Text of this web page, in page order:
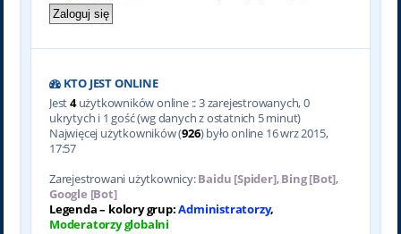
KTO JEST ONLINE
Jest4użytkowników online :: 3 zarejestrowanych, 0
ukrytych i 1 gość (wg danych z ostatnich 5 minut)
Najwięcej użytkowników (926) było online 16 wrz 2015,
17:57
Zarejestrowani użytkownicy:Baidu [Spider],Bing [Bot],
Google [Bot]
Legenda – kolory grup:Administratorzy,
Moderatorzy globalni